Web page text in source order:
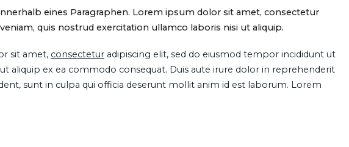
eines Paragraphen. Lorem ipsum dolor sit amet, consectetur
quis nostrud exercitation ullamco laboris nisi ut aliquip.
sit amet, consectetur adipiscing elit, sed do eiusmod tempor incididunt ut
aliquip ex ea commodo consequat. Duis aute irure dolor in reprehenderit
sunt in culpa qui officia deserunt mollit anim id est laborum. Lorem